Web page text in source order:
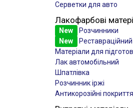
Серветки для авто
Лакофарбові
New
Розчинники
New
Матеріали для
Лак автомобільний
Шпатлівка
Розчинник іржі
Антикорозійні покриття